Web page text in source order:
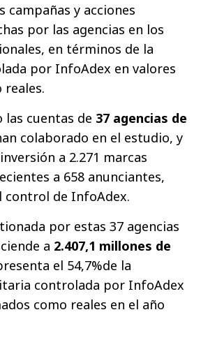
campañas y acciones
por las agencias en los
en términos de la
por InfoAdex en valores
reales.
las cuentas de 37 agencias de
colaborado en el estudio, y
a 2.271 marcas
a 658 anunciantes,
control de InfoAdex.
por estas 37 agencias
a 2.407,1 millones de
el 54,7%de la
controlada por InfoAdex
como reales en el año